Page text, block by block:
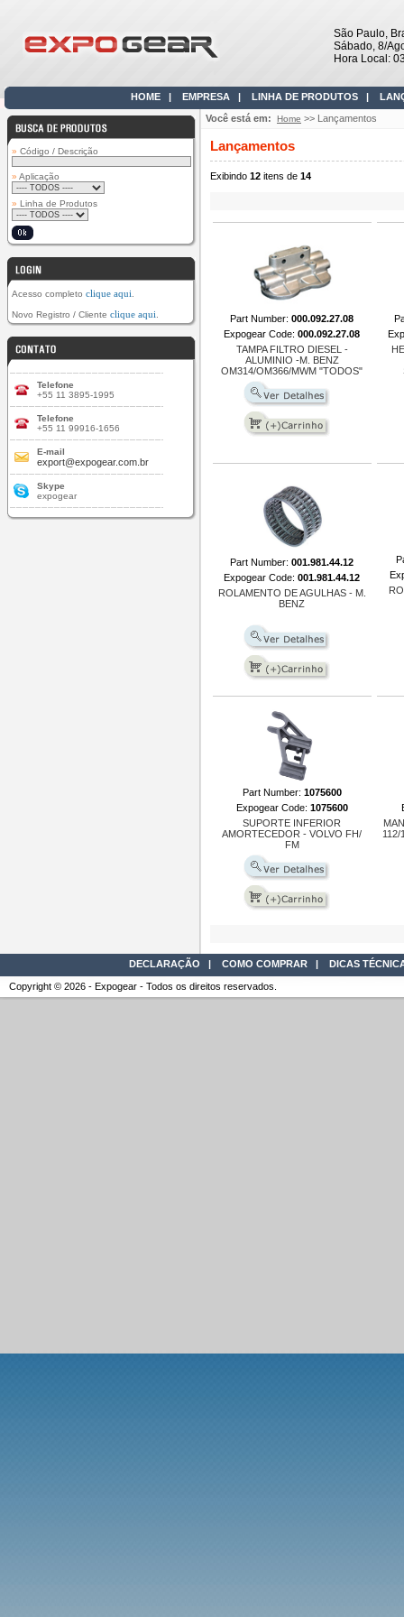
HOME |EMPRESA |LINHA DE PRODUTOS |
São Paulo,
Sábado, 8/
Hora Local:
» Código / Descrição
» Aplicação
» Linha de Produtos
Acesso completo clique aqui
Novo Registro / Cliente clique aqui
Telefone
+55 11 3895-1995
Telefone
+55 11 99916-1656
E-mail
export@expogear.com.br
Skype
expogear
Você está em: Home >> Lançamentos
Lançamentos
Exibindo 12 itens de 14
Part Number:000.092.27.08
Expogear Code:000.092.27.08
TAMPA FILTRO DIESEL -
ALUMINIO -M. BENZ
OM314/OM366/MWM "TODOS"
Part Number:001.981.44.12
Expogear Code:001.981.44.12
ROLAMENTO DE AGULHAS - M.
BENZ
Part Number: 1075600
Expogear Code: 1075600
SUPORTE INFERIOR
AMORTECEDOR - VOLVO FH/
FM
112/
DECLARAÇÃO |COMO COMPRAR |DICAS
Copyright © 2026 - Expogear - Todos os direitos reservados.